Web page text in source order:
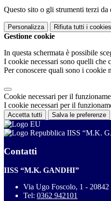
Questo sito o gli strumenti terzi
Personalizza Rifiuta tutti i cookies
Gestione cookie
In questa schermata è possibile
I cookie necessari sono quelli che
Per conoscere quali sono i cookie
Cookie necessari per il
I cookie necessari per il
Accetta tutti Salva le preferenze
IISS “M.K.
Contatti
IISS “M.K. GANDHI”
Via Ugo Foscolo, 1 -
Tel: 0362 942101